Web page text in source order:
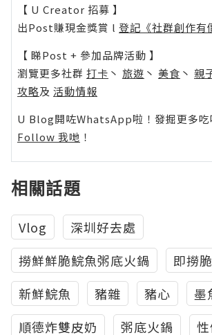
【 U Creator 招募 】
出Post賺現金獎賞 l 登記《社群創作有
【 睇Post + 參加品牌活動 】
瀏覽更多社群 打卡 丶 旅遊 丶 美食 丶 親
攻略及 活動情報
U Blog開咗WhatsApp啦！發掘更多吃
Follow 我哋 ！
相關話題
Vlog
深圳好去處
撈鮮鮮脆鯇魚粥底火鍋
即撈
新鮮鯇魚
豬雜 豬心
墨
順德炸雙皮奶
粥底火鍋